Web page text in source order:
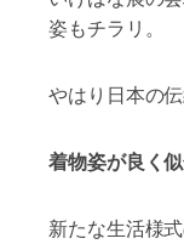
姿もチラリ 。
やはり日本の
着物姿が良く
新たな生活様